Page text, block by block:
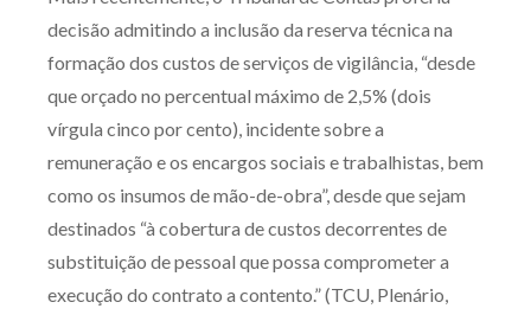
decisão admitindo a inclusão da reserva técnica na
formação dos custos de serviços de vigilância, “desde
que orçado no percentual máximo de 2,5% (dois
vírgula cinco por cento), incidente sobre a
remuneração e os encargos sociais e trabalhistas, bem
como os insumos de mão-de-obra”, desde que sejam
destinados “à cobertura de custos decorrentes de
substituição de pessoal que possa comprometer a
execução do contrato a contento.” (TCU, Plenário,